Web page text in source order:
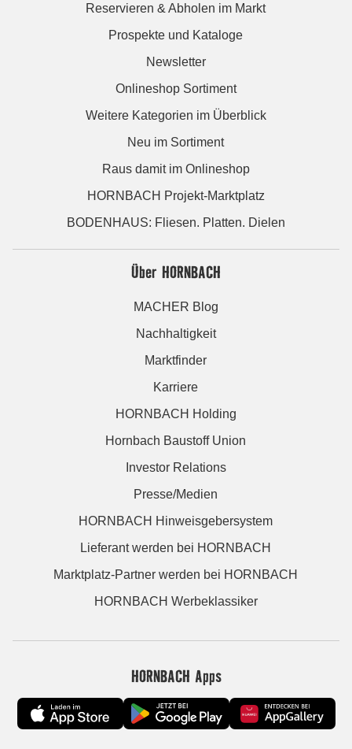
Reservieren & Abholen im Markt
Prospekte und Kataloge
Newsletter
Onlineshop Sortiment
Weitere Kategorien im Überblick
Neu im Sortiment
Raus damit im Onlineshop
HORNBACH Projekt-Marktplatz
BODENHAUS: Fliesen. Platten. Dielen
Über HORNBACH
MACHER Blog
Nachhaltigkeit
Marktfinder
Karriere
HORNBACH Holding
Hornbach Baustoff Union
Investor Relations
Presse/Medien
HORNBACH Hinweisgebersystem
Lieferant werden bei HORNBACH
Marktplatz-Partner werden bei HORNBACH
HORNBACH Werbeklassiker
HORNBACH Apps